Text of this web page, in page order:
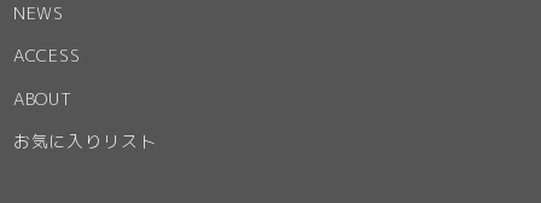
NEWS
ACCESS
ABOUT
お気に入りリスト